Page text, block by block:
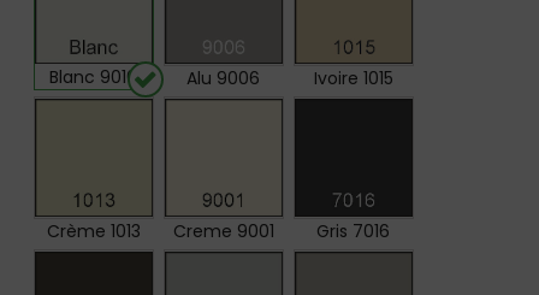
Blanc 9016 Alu 9006 Ivoire 1015
Crème 1013 Creme 9001 Gris 7016